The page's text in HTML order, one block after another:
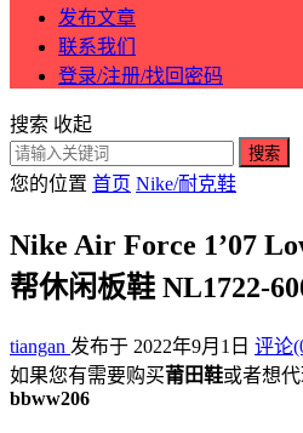
发布文章
联系我们
登录/注册/找回密码
搜索 收起
搜索
您的位置 首页 Nike/耐克鞋
Nike Air Force 1’07
帮休闲板鞋 NL1722-
tiangan 发布于 2022年9月1日 评论
如果您有需要购买莆田鞋或者想
bbww206